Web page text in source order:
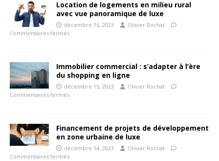
Location de logements en milieu rural
avec vue panoramique de luxe
décembre 16, 2023
Olivier Rochat
Commentaires fermés
Immobilier commercial : s’adapter à l’ère
du shopping en ligne
décembre 15, 2023
Olivier Rochat
Commentaires fermés
Financement de projets de développement
en zone urbaine de luxe
décembre 14, 2023
Olivier Rochat
Commentaires fermés